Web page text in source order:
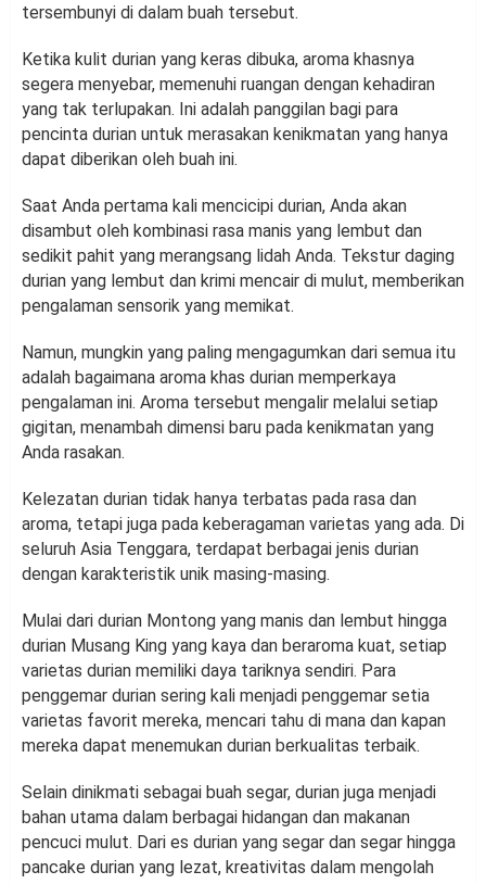
tersembunyi di dalam buah tersebut.
Ketika kulit durian yang keras dibuka, aroma khasnya
segera menyebar, memenuhi ruangan dengan kehadiran
yang tak terlupakan. Ini adalah panggilan bagi para
pencinta durian untuk merasakan kenikmatan yang hanya
dapat diberikan oleh buah ini.
Saat Anda pertama kali mencicipi durian, Anda akan
disambut oleh kombinasi rasa manis yang lembut dan
sedikit pahit yang merangsang lidah Anda. Tekstur daging
durian yang lembut dan krimi mencair di mulut, memberikan
pengalaman sensorik yang memikat.
Namun, mungkin yang paling mengagumkan dari semua itu
adalah bagaimana aroma khas durian memperkaya
pengalaman ini. Aroma tersebut mengalir melalui setiap
gigitan, menambah dimensi baru pada kenikmatan yang
Anda rasakan.
Kelezatan durian tidak hanya terbatas pada rasa dan
aroma, tetapi juga pada keberagaman varietas yang ada. Di
seluruh Asia Tenggara, terdapat berbagai jenis durian
dengan karakteristik unik masing-masing.
Mulai dari durian Montong yang manis dan lembut hingga
durian Musang King yang kaya dan beraroma kuat, setiap
varietas durian memiliki daya tariknya sendiri. Para
penggemar durian sering kali menjadi penggemar setia
varietas favorit mereka, mencari tahu di mana dan kapan
mereka dapat menemukan durian berkualitas terbaik.
Selain dinikmati sebagai buah segar, durian juga menjadi
bahan utama dalam berbagai hidangan dan makanan
pencuci mulut. Dari es durian yang segar dan segar hingga
pancake durian yang lezat, kreativitas dalam mengolah